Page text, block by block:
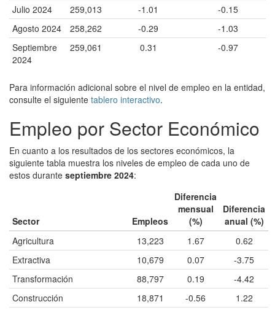
Julio 2024
259,013 -1.01
-0.15
Agosto 2024
258,262 -0.29
-1.03
Septiembre
2024
259,061 0.31 -0.97
Para información adicional sobre el nivel de empleo en la entidad,
consulte el siguiente tablero interactivo.
Empleo por Sector Económico
En cuanto a los resultados de los sectores económicos, la
siguiente tabla muestra los niveles de empleo de cada uno de
estos durante septiembre 2024:
Sector Empleos
Diferencia
mensual
(%)
Diferencia
anual (%)
Agricultura
13,223 1.67
0.62
Extractiva
10,679 0.07
-3.75
Transformación
88,797 0.19
-4.42
Construcción
18,871 -0.56
1.22